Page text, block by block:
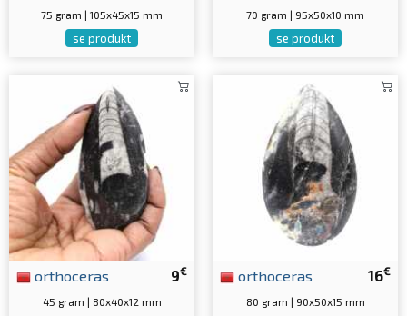
75 gram | 105x45x15 mm
se produkt
70 gram | 95x50x10 mm
se produkt
9€
orthoceras
45 gram | 80x40x12 mm
16€
orthoceras
80 gram | 90x50x15 mm